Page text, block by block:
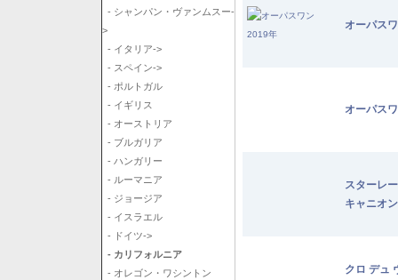
- シャンパン・ヴァンムスー-
>
- イタリア->
- スペイン->
- ポルトガル
- イギリス
- オーストリア
- ブルガリア
- ハンガリー
- ルーマニア
- ジョージア
- イスラエル
- ドイツ->
- カリフォルニア
- オレゴン・ワシントン
オーパス
オーパス
スターレ
キャニオ
クロ デュ